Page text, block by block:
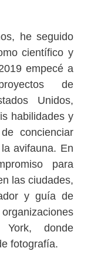
he seguido
científico y
empecé a
de
Unidos,
habilidades y
concienciar
avifauna. En
para
las ciudades,
y guía de
York, donde
fotografía.